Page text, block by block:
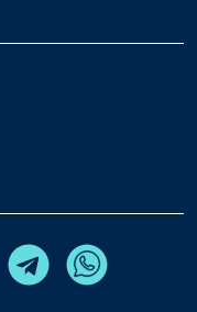
Youtube TelegramWhatsapp